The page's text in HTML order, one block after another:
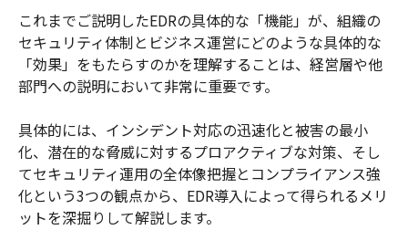
これまでご説明したEDRの具体的な「機能」が、組織の
セキュリティ体制とビジネス運営にどのような具体的な
「効果」をもたらすのかを理解することは、経営層や他
部門への説明において非常に重要です。
具体的には、インシデント対応の迅速化と被害の最小
化、潜在的な脅威に対するプロアクティブな対策、そし
てセキュリティ運用の全体像把握とコンプライアンス強
化という3つの観点から、EDR導入によって得られるメリ
ットを深掘りして解説します。